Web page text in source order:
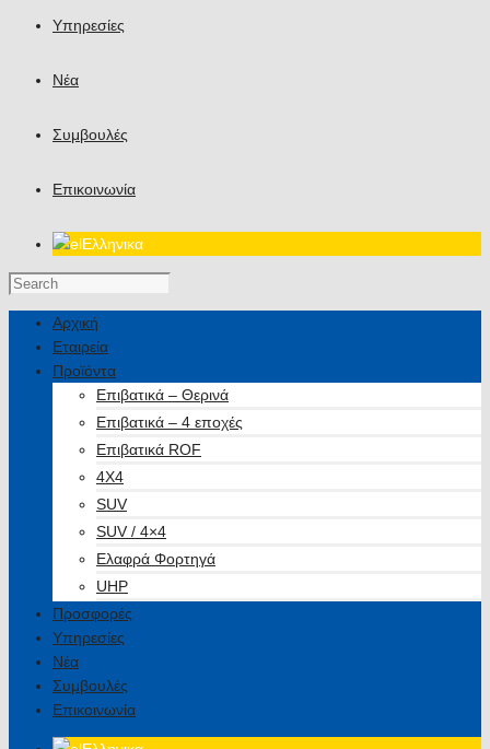
Υπηρεσίες
Νέα
Συμβουλές
Επικοινωνία
Ελληνικα
Αρχική
Εταιρεία
Προϊόντα
Επιβατικά – Θερινά
Επιβατικά – 4 εποχές
Επιβατικά ROF
4X4
SUV
SUV / 4×4
Ελαφρά Φορτηγά
UHP
Προσφορές
Υπηρεσίες
Νέα
Συμβουλές
Επικοινωνία